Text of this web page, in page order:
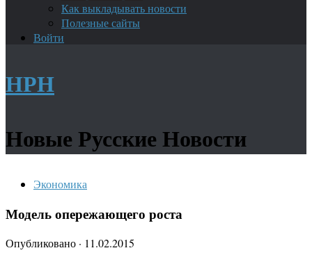
Как выкладывать новости
Полезные сайты
Войти
НРН
Новые Русские Новости
Экономика
Модель опережающего роста
Опубликовано · 11.02.2015